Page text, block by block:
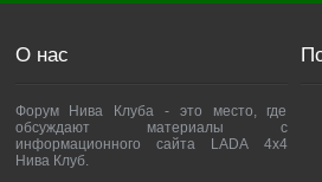
О нас
Форум Нива Клуба - это место, где
обсуждают материалы с
информационного сайта LADA 4x4
Нива Клуб.